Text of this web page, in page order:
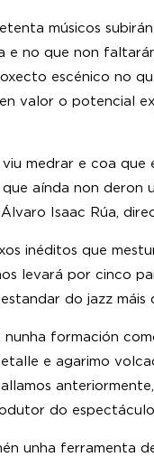
músicos
no que non
escénico no
valor o potencial
medrar e coa
aínda non deron
Isaac Rúa,
inéditos que
levará por cinco
do jazz máis
formación
e agarimo
do
unha ferramenta